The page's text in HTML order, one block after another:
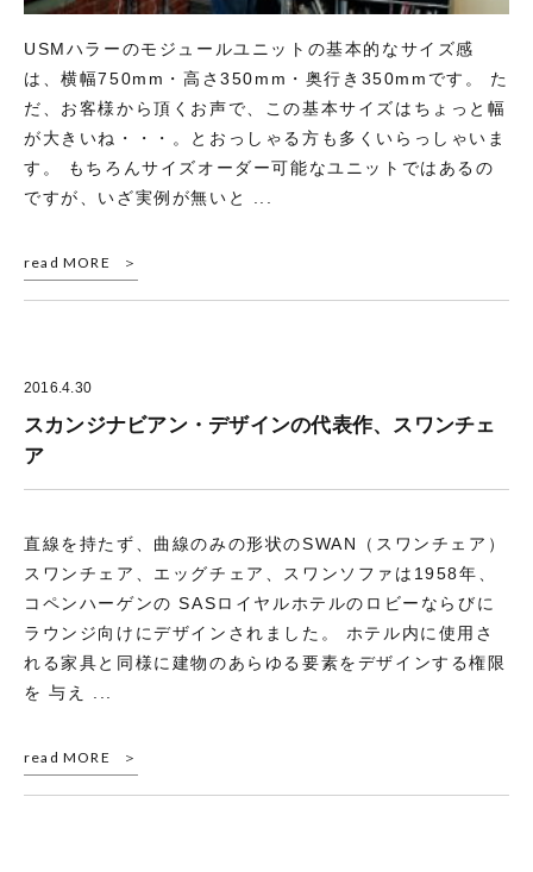
USMハラーのモジュールユニットの基本的なサイズ感
は、横幅750mm・高さ350mm・奥行き350mmです。 た
だ、お客様から頂くお声で、この基本サイズはちょっと幅
が大きいね・・・。とおっしゃる方も多くいらっしゃいま
す。 もちろんサイズオーダー可能なユニットではあるの
ですが、いざ実例が無いと ...
read MORE
2016.4.30
スカンジナビアン・デザインの代表作、スワンチェ
ア
直線を持たず、曲線のみの形状のSWAN（スワンチェア）
スワンチェア、エッグチェア、スワンソファは1958年、
コペンハーゲンの SASロイヤルホテルのロビーならびに
ラウンジ向けにデザインされました。 ホテル内に使用さ
れる家具と同様に建物のあらゆる要素をデザインする権限
を 与え ...
read MORE